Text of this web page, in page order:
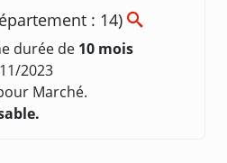
: 14)
durée de 10 mois
2023
Marché.